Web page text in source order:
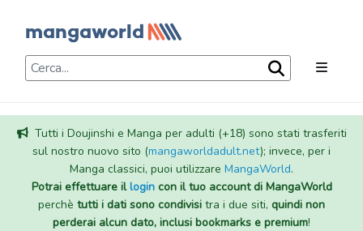
Tutti i Doujinshi e Manga per adulti (+18) sono stati trasferiti
sul nostro nuovo sito (mangaworldadult.net); invece, per i
Manga classici, puoi utilizzare MangaWorld.
Potrai effettuare illogincon il tuo account di MangaWorld
perchè tutti i dati sono condivisi tra i due siti, quindi non
perderai alcun dato, inclusi bookmarks e premium!